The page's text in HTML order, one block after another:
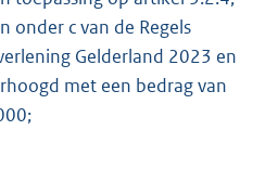
onder c van de Regels
Gelderland 2023 en
met een bedrag van